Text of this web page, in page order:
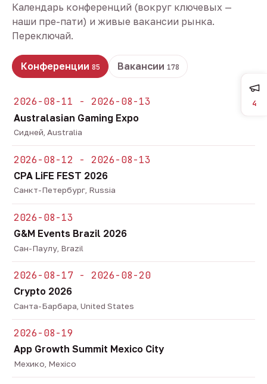
Календарь конференций (вокруг ключевых —
наши пре-пати) и живые вакансии рынка.
Переключай.
Конференции 85 Вакансии 178
2026-08-11 - 2026-08-13
Australasian Gaming Expo
Сидней, Australia
2026-08-12 - 2026-08-13
CPA LiFE FEST 2026
Санкт-Петербург, Russia
2026-08-13
G&M Events Brazil 2026
Сан-Паулу, Brazil
2026-08-17 - 2026-08-20
Crypto 2026
Санта-Барбара, United States
2026-08-19
App Growth Summit Mexico City
Мехико, Mexico
4